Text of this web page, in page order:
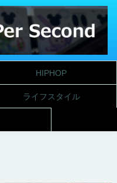
HIPHOP
ライフスタイル